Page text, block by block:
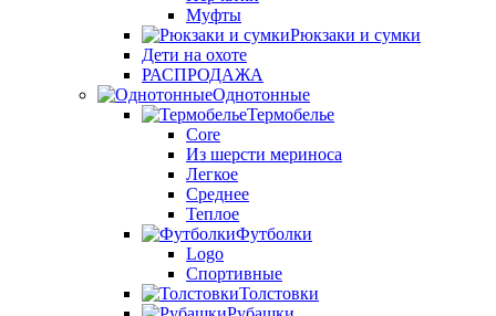
Муфты
Рюкзаки и сумки
Дети на охоте
РАСПРОДАЖА
Однотонные
Термобелье
Core
Из шерсти мериноса
Легкое
Среднее
Теплое
Футболки
Logo
Спортивные
Толстовки